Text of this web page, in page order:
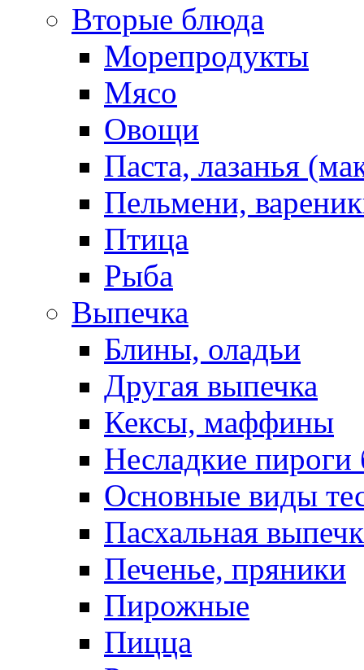
Вторые блюда
Морепродукты
Мясо
Овощи
Паста, лазанья
Пельмени,
Птица
Рыба
Выпечка
Блины, оладьи
Другая выпечка
Кексы, маффины
Несладкие пироги
Основные виды
Пасхальная
Печенье, пряники
Пирожные
Пицца